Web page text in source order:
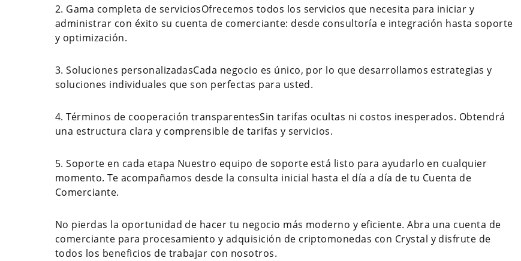
2. Gama completa de serviciosOfrecemos todos los servicios que necesita para iniciar y
administrar con éxito su cuenta de comerciante: desde consultoría e integración hasta soporte
y optimización.
3. Soluciones personalizadasCada negocio es único, por lo que desarrollamos estrategias y
soluciones individuales que son perfectas para usted.
4. Términos de cooperación transparentesSin tarifas ocultas ni costos inesperados. Obtendrá
una estructura clara y comprensible de tarifas y servicios.
5. Soporte en cada etapa Nuestro equipo de soporte está listo para ayudarlo en cualquier
momento. Te acompañamos desde la consulta inicial hasta el día a día de tu Cuenta de
Comerciante.
No pierdas la oportunidad de hacer tu negocio más moderno y eficiente. Abra una cuenta de
comerciante para procesamiento y adquisición de criptomonedas con Crystal y disfrute de
todos los beneficios de trabajar con nosotros.